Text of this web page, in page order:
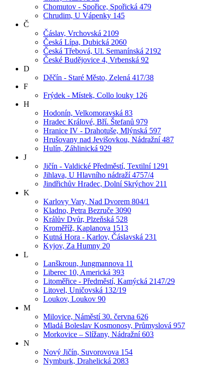
Chomutov - Spořice, Spořická 479
Chrudim, U Vápenky 145
Č
Čáslav, Vrchovská 2109
Česká Lípa, Dubická 2060
Česká Třebová, Ul. Semanínská 2192
České Budějovice 4, Vrbenská 92
D
Děčín - Staré Město, Zelená 417/38
F
Frýdek - Místek, Collo louky 126
H
Hodonín, Velkomoravská 83
Hradec Králové, Bří. Štefanů 979
Hranice IV - Drahotuše, Mlýnská 597
Hrušovany nad Jevišovkou, Nádražní 487
Hulín, Záhlinická 929
J
Jičín - Valdické Předměstí, Textilní 1291
Jihlava, U Hlavního nádraží 4757/4
Jindřichův Hradec, Dolní Skrýchov 211
K
Karlovy Vary, Nad Dvorem 804/1
Kladno, Petra Bezruče 3090
Králův Dvůr, Plzeňská 528
Kroměříž, Kaplanova 1513
Kutná Hora - Karlov, Čáslavská 231
Kyjov, Za Humny 20
L
Lanškroun, Jungmannova 11
Liberec 10, Americká 393
Litoměřice - Předměstí, Kamýcká 2147/29
Litovel, Uničovská 132/19
Loukov, Loukov 90
M
Milovice, Náměstí 30. června 626
Mladá Boleslav Kosmonosy, Průmyslová 957
Morkovice – Slížany, Nádražní 603
N
Nový Jičín, Suvorovova 154
Nymburk, Drahelická 2083